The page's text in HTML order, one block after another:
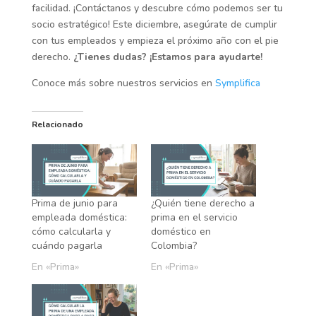
facilidad. ¡Contáctanos y descubre cómo podemos ser tu
socio estratégico! Este diciembre, asegúrate de cumplir
con tus empleados y empieza el próximo año con el pie
derecho. ¿Tienes dudas? ¡Estamos para ayudarte!
Conoce más sobre nuestros servicios en Symplifica
Relacionado
Prima de junio para
empleada doméstica:
cómo calcularla y
cuándo pagarla
En «Prima»
¿Quién tiene derecho a
prima en el servicio
doméstico en
Colombia?
En «Prima»